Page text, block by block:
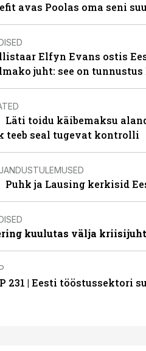
avas Poolas oma seni
Elfyn Evans ostis
juht: see on
Läti toidu käibemaksu
teeb seal tugevat kontrolli
Puhk ja Lausing kerkisid
kuulutas välja
231 | Eesti tööstussektori